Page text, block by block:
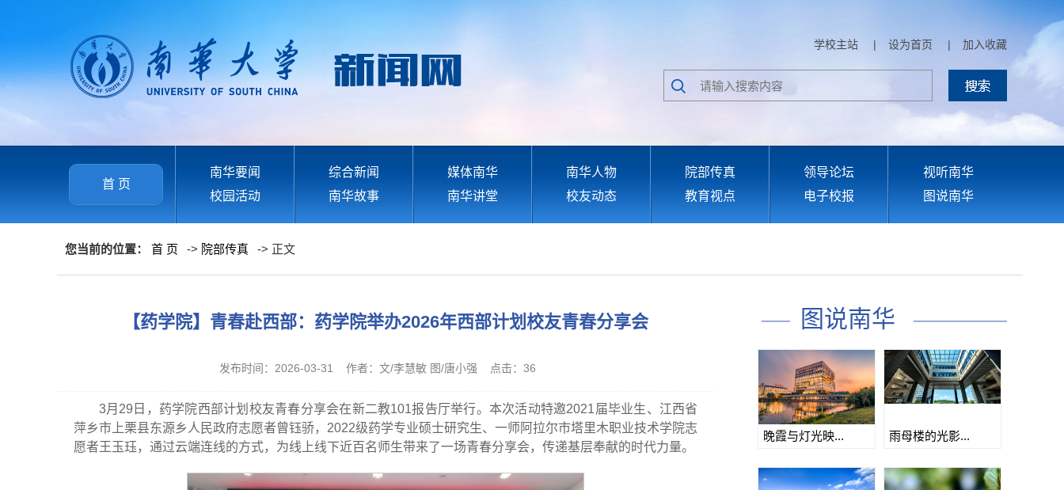
学校主站 | 设为首页 | 加入收藏
首 页
南华要闻 综合新闻 媒体南华 南华人物 院部传真 领导论坛
视听南华
校园活动
南华故事 南华讲堂 校友动态 教育视点 电子校报 图说南华
您当前的位置： 首 页 -> 院部传真 -> 正文
【药学院】青春赴西部：药学院举办2026年西部计划校友青春分享会
发布时间：2026-03-31 作者：文/李慧敏 图/唐小强 点击： 36
3月29日，药学院西部计划校友青春分享会在新二教101报告厅举行。本次活动特邀2021届毕业生、江西省
萍乡市上栗县东源乡人民政府志愿者曾钰骄，2022级药学专业硕士研究生、一师阿拉尔市塔里木职业技术学院志
愿者王玉珏，通过云端连线的方式，为线上线下近百名师生带来了一场青春分享会，传递基层奉献的时代力量。
图说南华
晚霞与灯光映... 雨母楼的光影...